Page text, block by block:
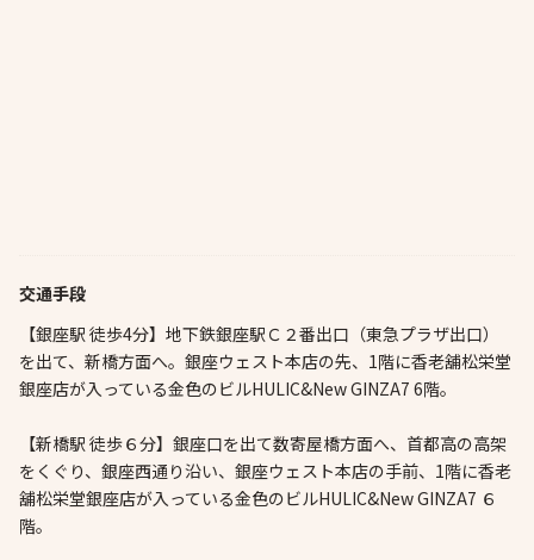
交通手段
【銀座駅 徒歩4分】地下鉄銀座駅Ｃ２番出口（東急プラザ出口）
を出て、新橋方面へ。銀座ウェスト本店の先、1階に香老舖松栄堂
銀座店が入っている金色のビルHULIC&New GINZA7 6階。
【新橋駅 徒歩６分】銀座口を出て数寄屋橋方面へ、首都高の高架
をくぐり、銀座西通り沿い、銀座ウェスト本店の手前、1階に香老
舖松栄堂銀座店が入っている金色のビルHULIC&New GINZA7 ６
階。